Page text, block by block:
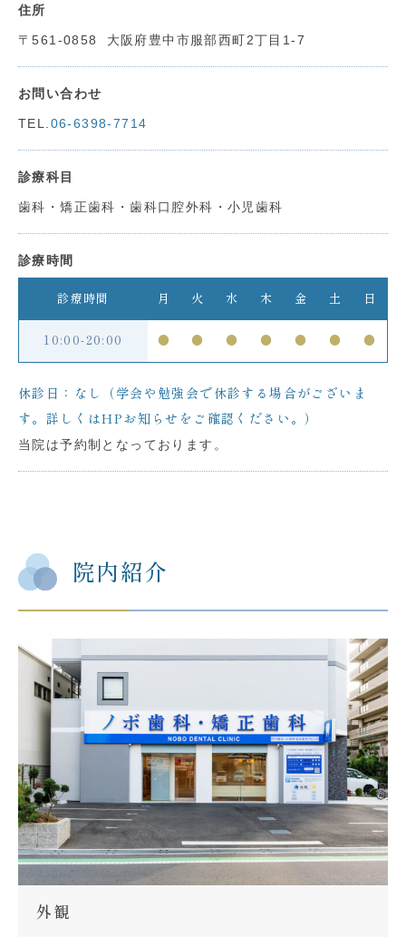
住所
〒561-0858 大阪府豊中市服部西町2丁目1-7
お問い合わせ
TEL. 06-6398-7714
診療科目
歯科・矯正歯科・歯科口腔外科・小児歯科
診療時間
診療時間 月 火 水 木 金 土 日
10:00-20:00 ● ● ● ● ● ● ●
休診日：なし（学会や勉強会で休診する場合がございま
す。詳しくはHPお知らせをご確認ください。）
当院は予約制となっております。
院内紹介
外観